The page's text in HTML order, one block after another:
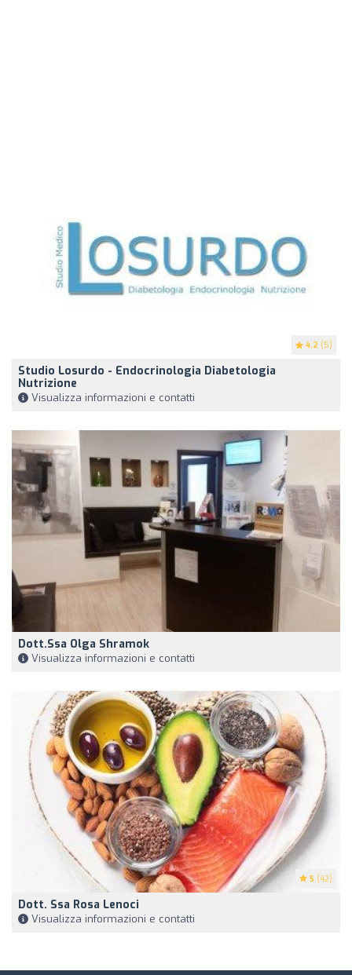
4.2 (5)
Studio Losurdo - Endocrinologia Diabetologia
Nutrizione
Visualizza informazioni e contatti
Dott.ssa Olga Shramok
Visualizza informazioni e contatti
5 (42)
Dott. Ssa Rosa Lenoci
Visualizza informazioni e contatti